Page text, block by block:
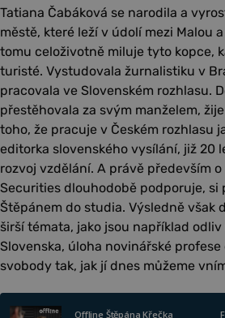
Tatiana Čabáková se narodila a
městě, které leží v údolí mezi Malou
tomu celoživotně miluje tyto kopce,
turisté. Vystudovala žurnalistiku v
pracovala ve Slovenském rozhlasu.
přestěhovala za svým manželem,
toho, že pracuje v Českém rozhlasu
editorka slovenského vysílání, již 20
rozvoj vzdělání. A právě především
Securities dlouhodobě podporuje, si
Štěpánem do studia. Výsledně však
širší témata, jako jsou například
Slovenska, úloha novinářské
svobody tak, jak jí dnes můžeme